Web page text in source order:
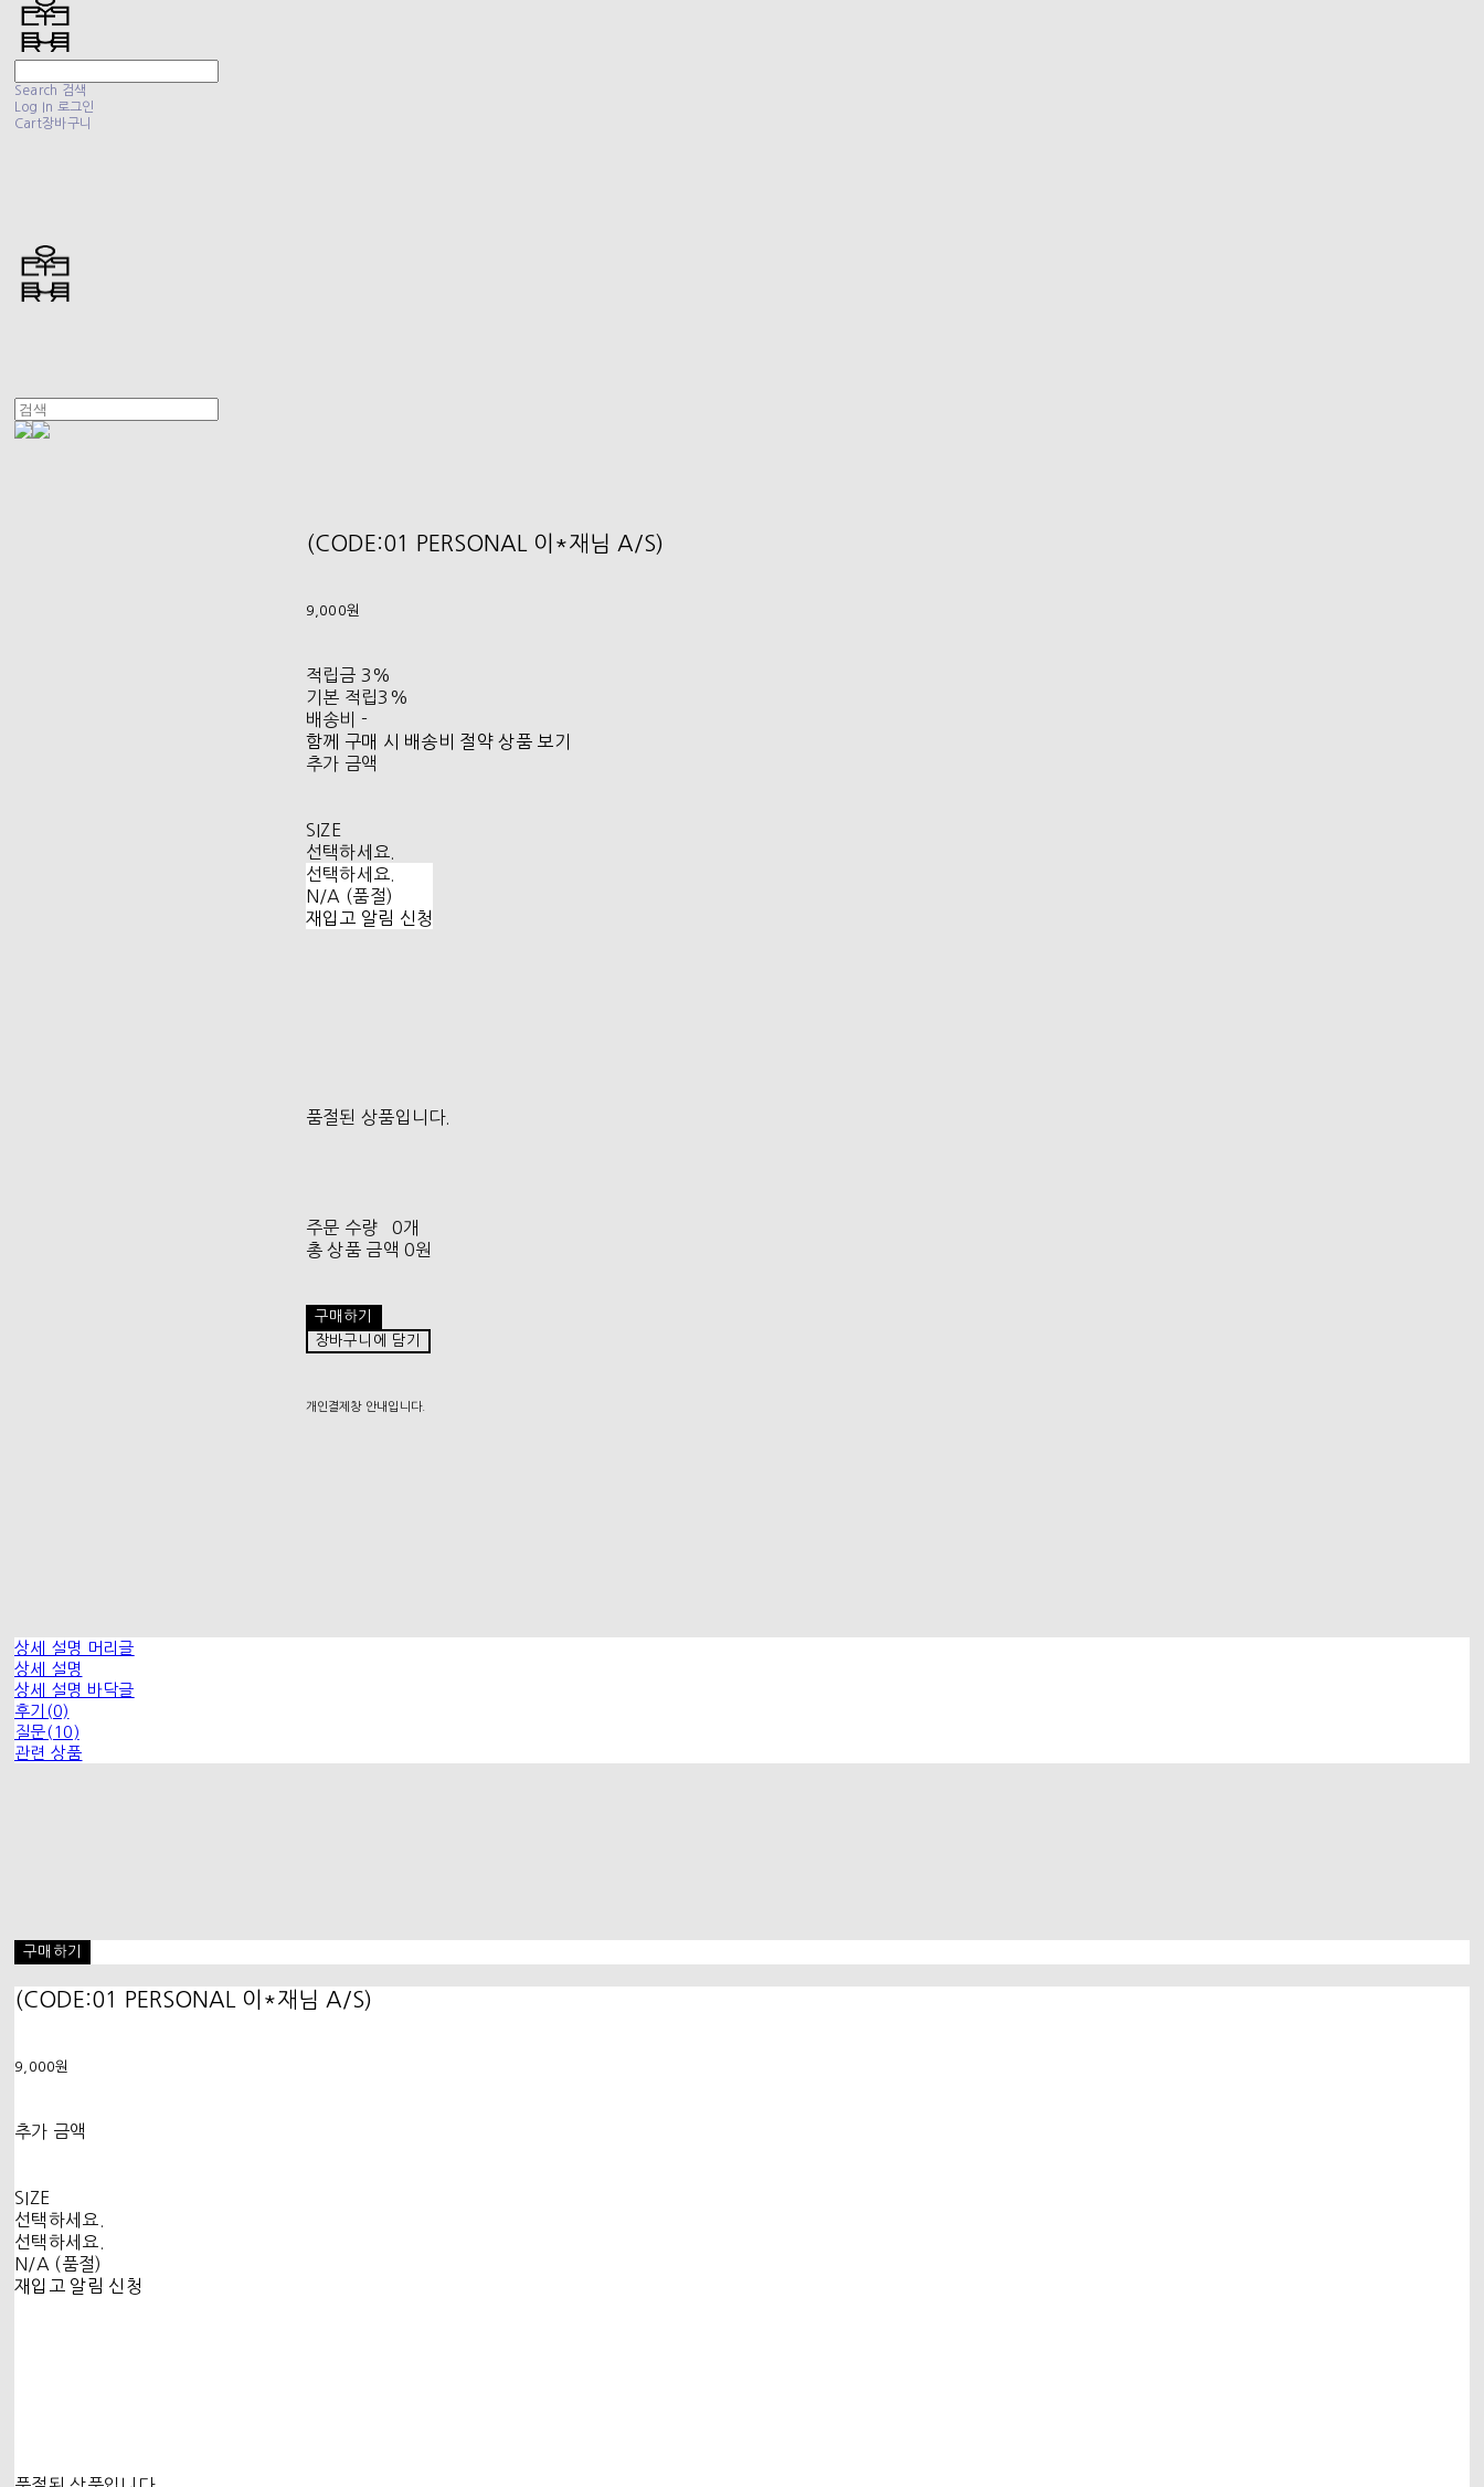
Search 검색
Log In 로그인
Cart장바구니
(CODE:01 PERSONAL 이*재님 A/S)
9,000원
적립금 3%
기본 적립3%
배송비 -
함께 구매 시 배송비 절약 상품 보기
추가 금액
SIZE
선택하세요.
선택하세요.
N/A (품절)
재입고 알림 신청
품절된 상품입니다.
주문 수량
0개
총 상품 금액 0원
구매하기
장바구니에 담기
개인결제창 안내입니다.
상세 설명 머리글
상세 설명
상세 설명 바닥글
후기(0)
질문(10)
관련 상품
구매하기
(CODE:01 PERSONAL 이*재님 A/S)
9,000원
추가 금액
SIZE
선택하세요.
선택하세요.
N/A (품절)
재입고 알림 신청